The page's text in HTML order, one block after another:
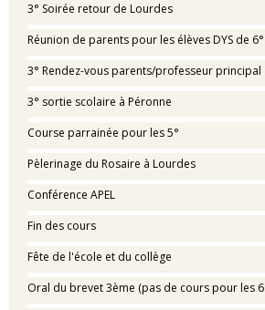
3° Soirée retour de Lourdes
Réunion de parents pour les élèves DYS de 6°
3° Rendez-vous parents/professeur principal
3° sortie scolaire à Péronne
Course parrainée pour les 5°
Pèlerinage du Rosaire à Lourdes
Conférence APEL
Fin des cours
Fête de l'école et du collège
Oral du brevet 3ème (pas de cours pour les